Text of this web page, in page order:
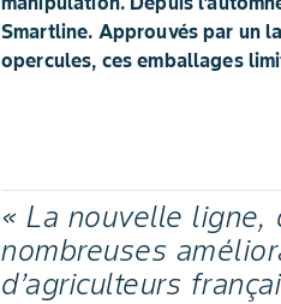
Smartline. Approuvés par un
opercules, ces emballages
« La nouvelle ligne,
nombreuses
d’agriculteurs